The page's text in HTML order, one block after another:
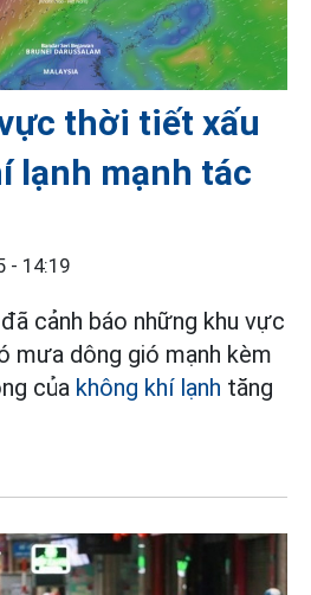
thời tiết xấu
lạnh mạnh tác
- 14:19
cảnh báo những khu vực
mưa dông gió mạnh kèm
của không khí lạnh tăng